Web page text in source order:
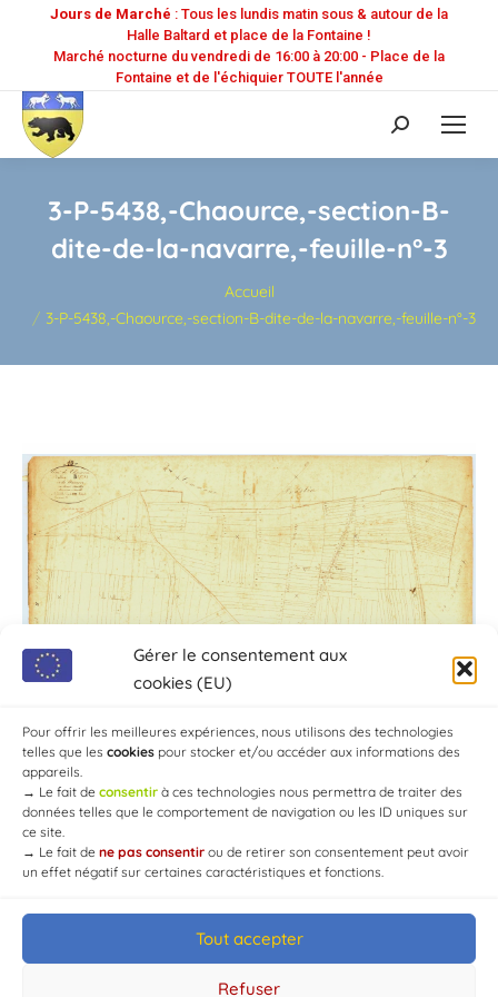
Gérer le consentement aux
cookies (EU)
Pour offrir les meilleures expériences, nous utilisons des technologies
telles que les cookies pour stocker et/ou accéder aux informations des
appareils.
→ Le fait de consentir à ces technologies nous permettra de traiter des
données telles que le comportement de navigation ou les ID uniques sur
ce site.
→ Le fait de ne pas consentir ou de retirer son consentement peut avoir
un effet négatif sur certaines caractéristiques et fonctions.
Tout accepter
Refuser
Jours de Marché : Tous les lundis matin sous & autour de la
Halle Baltard et place de la Fontaine !
Marché nocturne du vendredi de 16:00 à 20:00 - Place de la
Fontaine et de l'échiquier TOUTE l'année
Recherche
:
3-P-5438,-Chaource,-section-B-
dite-de-la-navarre,-feuille-n°-3
Accueil
3-P-5438,-Chaource,-section-B-dite-de-la-navarre,-feuille-n°-3
© Mairie de Chaource [2004-2024] | Tous droits réservés.
Developed byWEB3-DESIGN